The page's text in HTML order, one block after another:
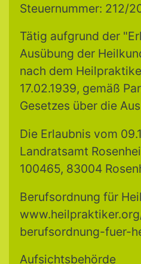
Steuernummer: 212/
Tätig aufgrund der
Ausübung der
nach dem
17.02.1939, gemäß
Gesetzes über die
Die Erlaubnis vom
Landratsamt
100465, 83004
Berufsordnung für
berufsordnung-fuer-
Aufsichtsbehörde